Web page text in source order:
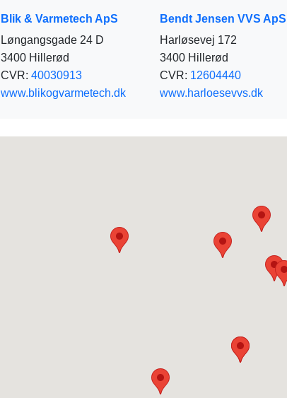
Blik & Varmetech ApS
Løngangsgade 24 D
3400 Hillerød
CVR: 40030913
www.blikogvarmetech.dk
Bendt Jensen VVS ApS
Harløsevej 172
3400 Hillerød
CVR: 12604440
www.harloesevvs.dk